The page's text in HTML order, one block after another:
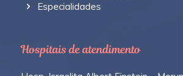
Especialidades
Hospitais de atendimento